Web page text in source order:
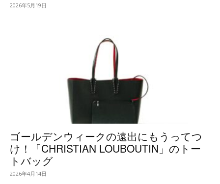
2026年5月19日
ゴールデンウィークの遠出にもうってつ
け！「CHRISTIAN LOUBOUTIN」のトー
トバッグ
2026年4月14日